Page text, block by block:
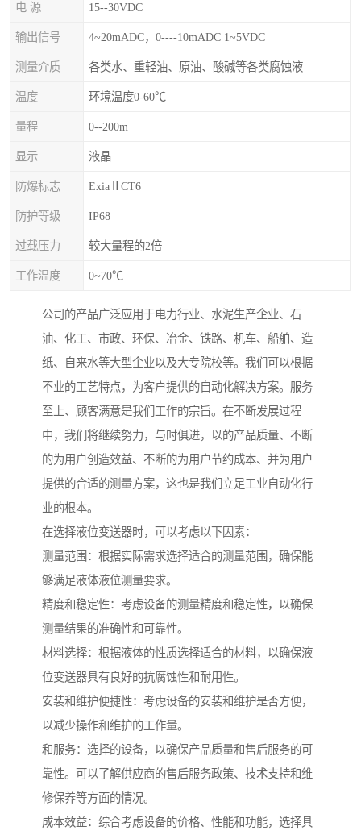
电 源 15--30VDC
输出信号 4~20mADC，0----10mADC 1~5VDC
测量介质 各类水、重轻油、原油、酸碱等各类腐蚀液
温度 环境温度0-60℃
量程 0--200m
显示 液晶
防爆标志 ExiaⅡCT6
防护等级 IP68
过载压力 较大量程的2倍
工作温度 0~70℃
公司的产品广泛应用于电力行业、水泥生产企业、石
油、化工、市政、环保、冶金、铁路、机车、船舶、造
纸、自来水等大型企业以及大专院校等。我们可以根据
不业的工艺特点，为客户提供的自动化解决方案。服务
至上、顾客满意是我们工作的宗旨。在不断发展过程
中，我们将继续努力，与时俱进，以的产品质量、不断
的为用户创造效益、不断的为用户节约成本、并为用户
提供的合适的测量方案，这也是我们立足工业自动化行
业的根本。
在选择液位变送器时，可以考虑以下因素：
测量范围：根据实际需求选择适合的测量范围，确保能
够满足液体液位测量要求。
精度和稳定性：考虑设备的测量精度和稳定性，以确保
测量结果的准确性和可靠性。
材料选择：根据液体的性质选择适合的材料，以确保液
位变送器具有良好的抗腐蚀性和耐用性。
安装和维护便捷性：考虑设备的安装和维护是否方便，
以减少操作和维护的工作量。
和服务：选择的设备，以确保产品质量和售后服务的可
靠性。可以了解供应商的售后服务政策、技术支持和维
修保养等方面的情况。
成本效益：综合考虑设备的价格、性能和功能，选择具